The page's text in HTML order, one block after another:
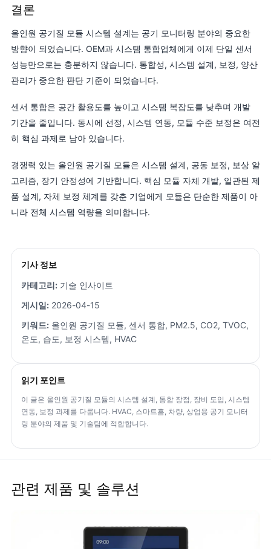
결론
올인원 공기질 모듈 시스템 설계는 공기 모니터링 분야의 중요한
방향이 되었습니다. OEM과 시스템 통합업체에게 이제 단일 센서
성능만으로는 충분하지 않습니다. 통합성, 시스템 설계, 보정, 양산
관리가 중요한 판단 기준이 되었습니다.
센서 통합은 공간 활용도를 높이고 시스템 복잡도를 낮추며 개발
기간을 줄입니다. 동시에 선정, 시스템 연동, 모듈 수준 보정은 여전
히 핵심 과제로 남아 있습니다.
경쟁력 있는 올인원 공기질 모듈은 시스템 설계, 공동 보정, 보상 알
고리즘, 장기 안정성에 기반합니다. 핵심 모듈 자체 개발, 일관된 제
품 설계, 자체 보정 체계를 갖춘 기업에게 모듈은 단순한 제품이 아
니라 전체 시스템 역량을 의미합니다.
기사 정보
카테고리:기술 인사이트
게시일:2026-04-15
키워드:올인원 공기질 모듈, 센서 통합, PM2.5, CO2, TVOC,
온도, 습도, 보정 시스템, HVAC
읽기 포인트
이 글은 올인원 공기질 모듈의 시스템 설계, 통합 장점, 장비 도입, 시스템
연동, 보정 과제를 다룹니다. HVAC, 스마트홈, 차량, 상업용 공기 모니터
링 분야의 제품 및 기술팀에 적합합니다.
관련 제품 및 솔루션